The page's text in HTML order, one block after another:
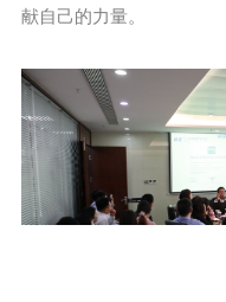
献自己的力量。